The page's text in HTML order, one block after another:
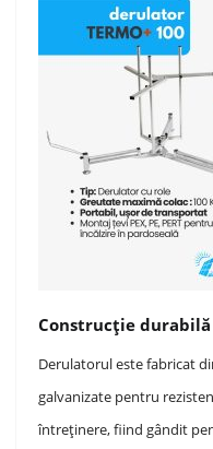
Construcție
Derulatorul este fabricat
galvanizate pentru
întreținere, fiind gândit